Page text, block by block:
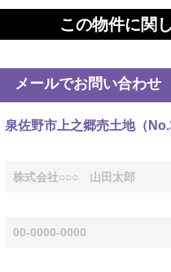
この物件に関
メールでお問い合わせ
泉佐野市上之郷売土地（